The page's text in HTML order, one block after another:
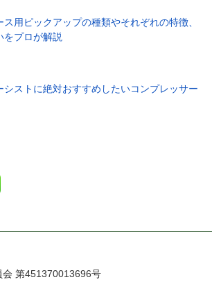
ス用ピックアップの種類やそれぞれの特徴、
をプロが解説
シストに絶対おすすめしたいコンプレッサー
会 第451370013696号